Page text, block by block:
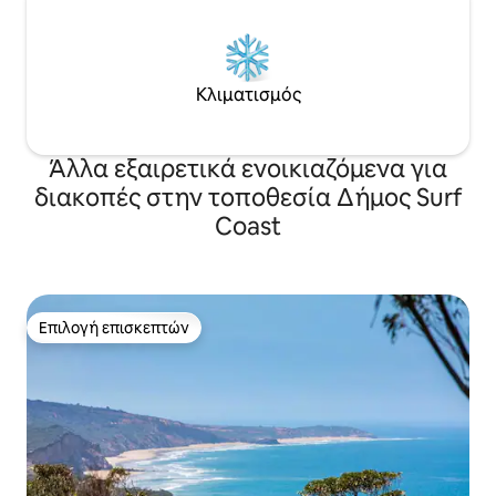
Κλιματισμός
Άλλα εξαιρετικά ενοικιαζόμενα για
διακοπές στην τοποθεσία Δήμος Surf
Coast
Επιλογή επισκεπτών
Επιλογή επισκεπτών